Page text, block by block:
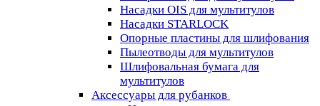
Насадки OIS для мультитулов
Насадки STARLOCK
Опорные пластины для шлифования
Пылеотводы для мультитулов
Шлифовальная бумага для
мультитулов
Аксессуары для рубанков